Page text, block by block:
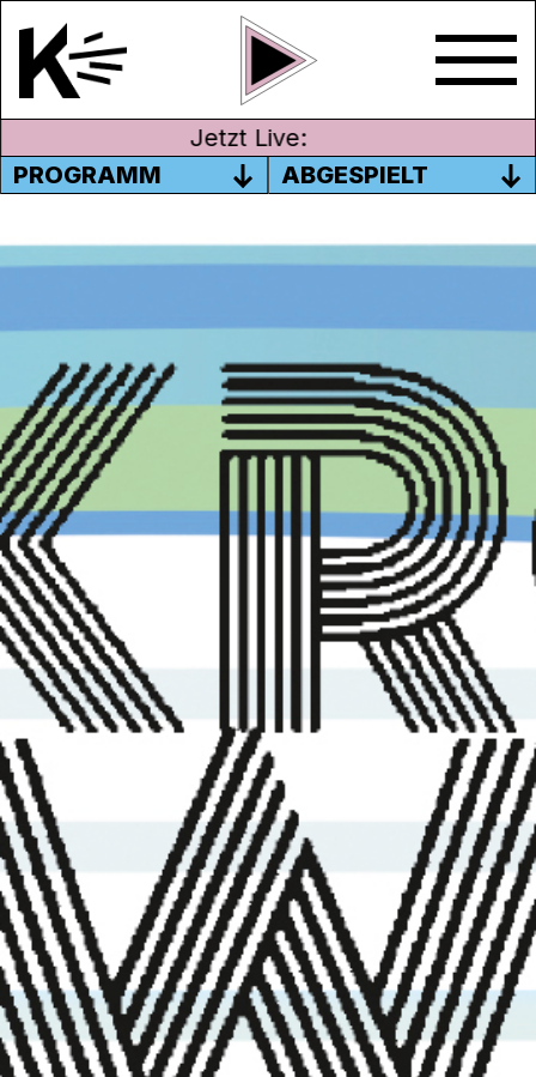
Jetzt Live:
PROGRAMM
ABGESPIELT
OHREN AUF REISEN II –
11. Juli 2019
Moderation: Integrations- und
Berufsfindungsklasse vom
Oberstufenschulhaus Schachen in Aarau
Jugendliche und Erwachsene aus
unterschiedlichen Herkunftsländern
gestalten Audio-Collagen und Radiobeiträge
zu typischen Hörumgebungen und
besonderen Klangerlebnissen in ihrem
früheren oder gegenwärtigen Zuhause.
Was fällt uns akustisch auf, wenn wir in ein
anderes Land, eine neue Stadt, eine
unbekannte Wohnung ziehen? Welche
Klänge bringen wir mit? Und wie
beeinflussen Geräusche unser Vertrautsein
mit einem Ort?
Die Hörstücke entstehen in Workshops mit
Quartierinstitutionen, Sprachschulen und